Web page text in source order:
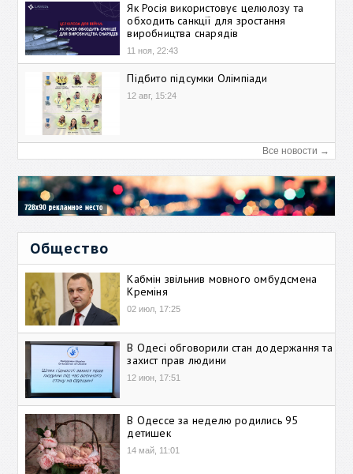
Як Росія використовує целюлозу та
обходить санкції для зростання
виробництва снарядів
11 ноя, 22:43
Підбито підсумки Олімпіади
12 авг, 15:24
Все новости →
Общество
Кабмін звільнив мовного омбудсмена
Креміня
02 июл, 17:25
В Одесі обговорили стан додержання та
захист прав людини
12 июн, 17:51
В Одессе за неделю родились 95
детишек
14 май, 11:01